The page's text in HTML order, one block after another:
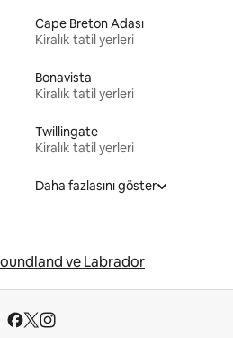
Cape Breton Adası
Kiralık tatil yerleri
Bonavista
Kiralık tatil yerleri
Twillingate
Kiralık tatil yerleri
Daha fazlasını göster
ve Labrador